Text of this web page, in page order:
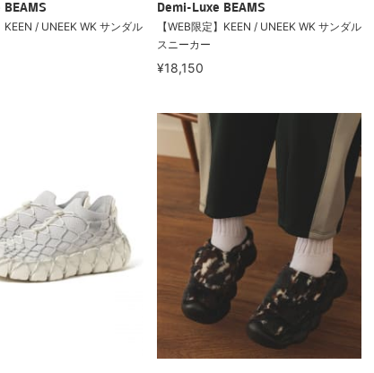
BEAMS
KEEN / UNEEK WK サンダル
Demi-Luxe BEAMS
【WEB限定】KEEN / UNEEK WK サンダル
スニーカー
¥18,150